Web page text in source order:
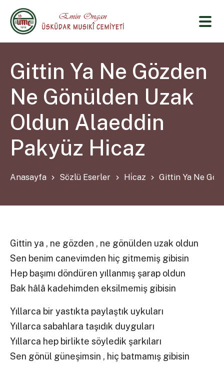
Gittin Ya Ne Gözden
Ne Gönülden Uzak
Oldun Alaeddin
Pakyüz Hicaz
Anasayfa Sözlü Eserler Hi̇caz Gittin Ya Ne
Gittin ya , ne gözden , ne gönülden uzak oldun
Sen benim canevimden hiç gitmemiş gibisin
Hep başımı döndüren yıllanmış şarap oldun
Bak hâlâ kadehimden eksilmemiş gibisin
Yıllarca bir yastıkta paylaştık uykuları
Yıllarca sabahlara taşıdık duyguları
Yıllarca hep birlikte söyledik şarkıları
Sen gönül güneşimsin , hiç batmamış gibisin